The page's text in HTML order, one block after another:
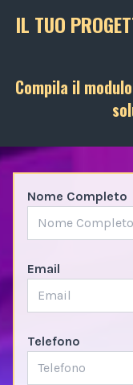
IL TUO
Compila il
Nome Completo
Email
Telefono